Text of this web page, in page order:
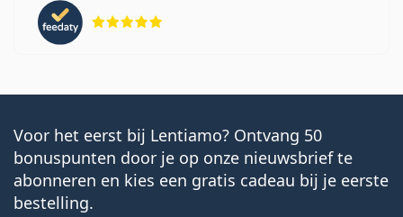
Voor het eerst bij Lentiamo? Ontvang 50
bonuspunten door je op onze nieuwsbrief te
abonneren en kies een gratis cadeau bij je eerste
bestelling.